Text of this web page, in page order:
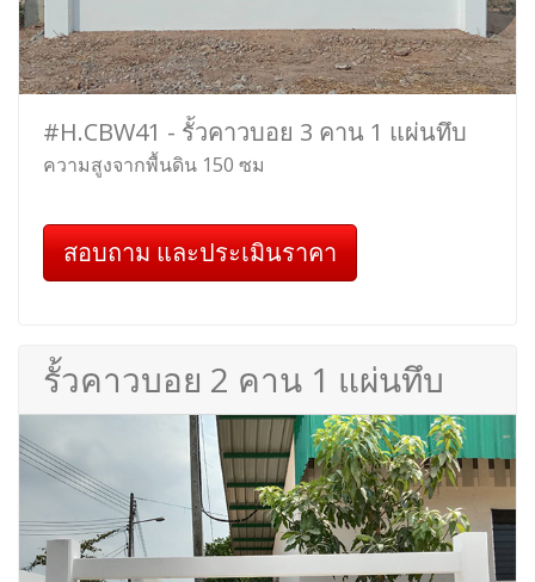
#H.CBW41 - รั้วคาวบอย 3 คาน 1 แผ่นทึบ
ความสูงจากพื้นดิน 150 ซม
สอบถาม และประเมินราคา
รั้วคาวบอย 2 คาน 1 แผ่นทึบ